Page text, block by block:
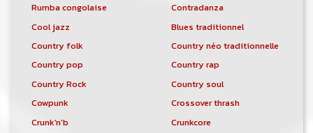
Rumba congolaise
Contradanza
Cool jazz
Blues traditionnel
Country folk
Country néo traditionnelle
Country pop
Country rap
Country Rock
Country soul
Cowpunk
Crossover thrash
Crunk'n'b
Crunkcore